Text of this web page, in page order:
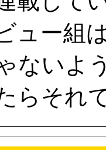
ュー組
ないよ
らそれ